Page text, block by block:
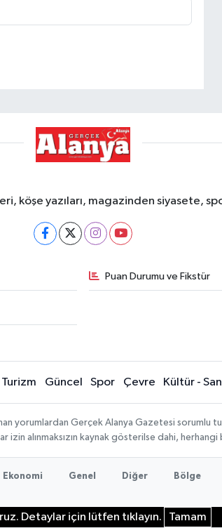
köşe yazıları, magazinden siyasete,
Puan Durumu ve Fikstür
Turizm Güncel Spor Çevre Kültür -
yorumlardan Gerçek Alanya Gazetesi sorumlu
alınmaksızın kaynak gösterilse dahi,
Ekonomi Genel Diğer Bölge
Detaylar için lütfen tıklayın. Tamam